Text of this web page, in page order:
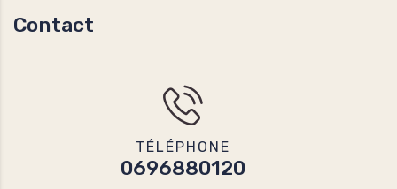
Contact
TÉLÉPHONE
0696880120